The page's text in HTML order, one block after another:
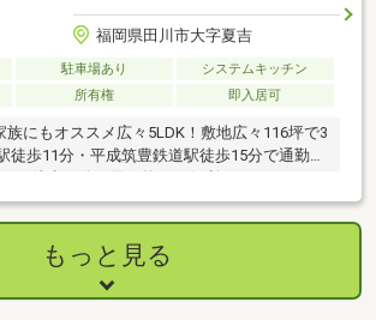
福岡県田川市大字夏吉
駐車場あり
システムキッチン
所有権 即入居可
族にもオススメ広々5LDK！敷地広々116坪で3
徒歩11分・平成筑豊鉄道駅徒歩15分で通勤通
もっと見る